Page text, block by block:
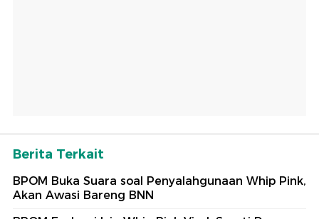
Berita Terkait
BPOM Buka Suara soal Penyalahgunaan Whip Pink,
Akan Awasi Bareng BNN